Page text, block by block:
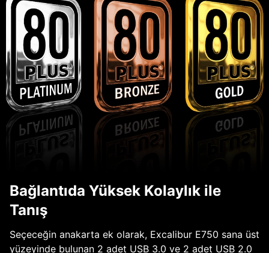
Bağlantıda Yüksek Kolaylık ile
Tanış
Seçeceğin anakarta ek olarak, Excalibur E750 sana üst
yüzeyinde bulunan 2 adet USB 3.0 ve 2 adet USB 2.0